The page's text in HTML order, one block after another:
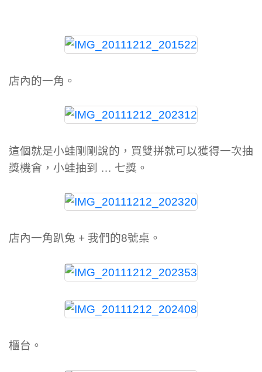
店內的一角。
這個就是小蛙剛剛說的，買雙拼就可以獲得一次抽
獎機會，小蛙抽到 … 七獎。
店內一角趴兔 + 我們的8號桌。
櫃台。